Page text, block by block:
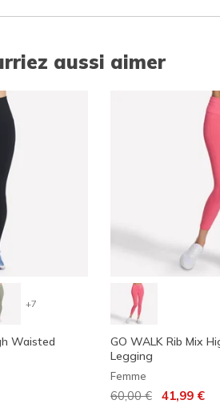
aussi aimer
+7
Waisted
GO WALK Rib Mix
Legging
Femme
Prix réduit de
60,00 €à 41,99 €